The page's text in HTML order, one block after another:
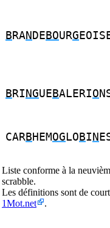
B RAN DE BOURG
B RI NGUE BALERIO
CARB HEMOG LO BI N
Liste conforme à la
scrabble.
Les définitions sont de
1Mot.net
.